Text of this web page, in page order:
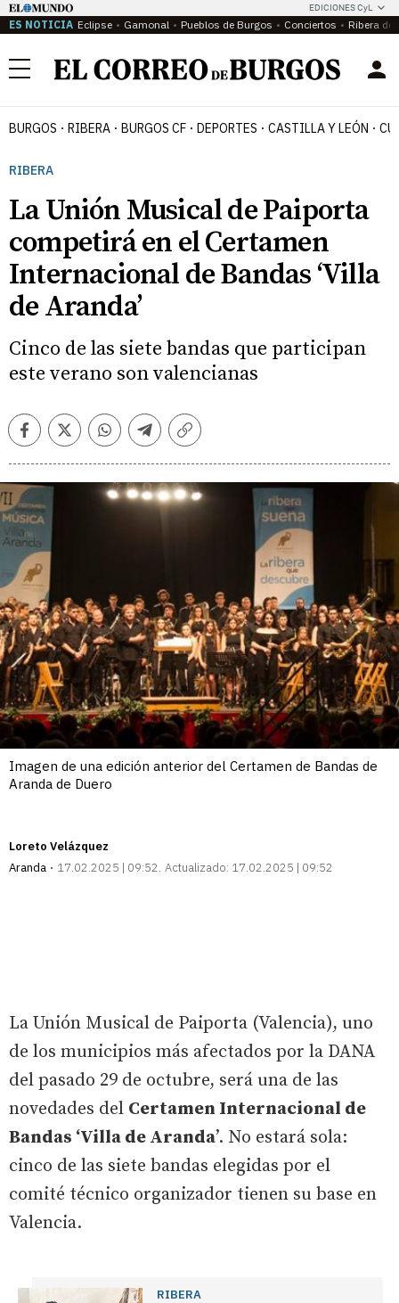
EDICIONES CyL
ES NOTICIA Eclipse Gamonal Pueblos de Burgos Conciertos Ribera del
Menú
BURGOS RIBERA BURGOS CF DEPORTES CASTILLA Y LEÓN
RIBERA
La Unión Musical de Paiporta
competirá en el Certamen
Internacional de Bandas ‘Villa
de Aranda’
Cinco de las siete bandas que participan
este verano son valencianas
FacebookTwitterWhatsappTelegramCopiar
Imagen de una edición anterior del Certamen de Bandas de
Aranda de Duero
Loreto Velázquez
Aranda
17.02.2025 | 09:52 Actualizado: 17.02.2025 | 09:52
La Unión Musical de Paiporta (Valencia), uno
de los municipios más afectados por la DANA
del pasado 29 de octubre, será una de las
novedades del Certamen Internacional de
Bandas ‘Villa de Aranda’. No estará sola:
cinco de las siete bandas elegidas por el
comité técnico organizador tienen su base en
Valencia.
RIBERA